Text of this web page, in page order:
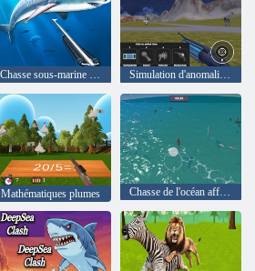
Chasse sous-marine sous-marine Simulation d'anomalies zoo
Mathématiques plumes Chasse de l'océan affamée